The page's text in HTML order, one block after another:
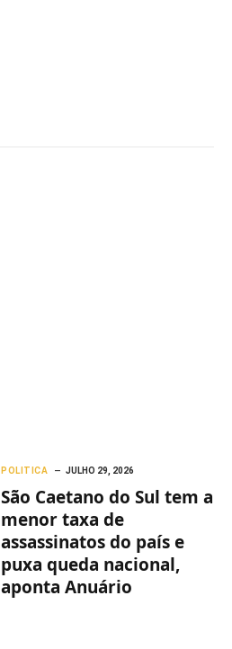
POLITICA JULHO 29, 2026
São Caetano do Sul tem a
menor taxa de
assassinatos do país e
puxa queda nacional,
aponta Anuário